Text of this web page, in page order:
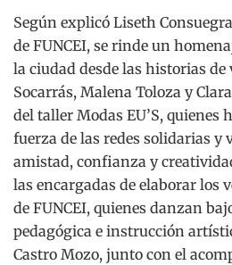
Según explicó Liseth
de FUNCEI, se rinde un
la ciudad desde las historias de
Socarrás, Malena Toloza y
del taller Modas EU’S, quienes
fuerza de las redes solidarias y
amistad, confianza y
las encargadas de elaborar los
de FUNCEI, quienes danzan
pedagógica e instrucción
Castro Mozo, junto con el